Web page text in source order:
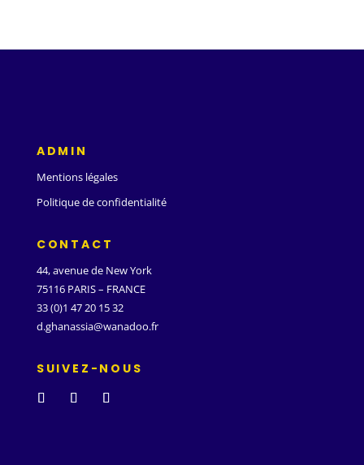
ADMIN
Mentions légales
Politique de confidentialité
CONTACT
44, avenue de New York
75116 PARIS – FRANCE
33 (0)1 47 20 15 32
d.ghanassia@wanadoo.fr
SUIVEZ-NOUS